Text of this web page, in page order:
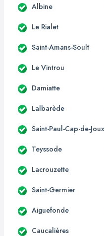
Albine
Le Rialet
Saint-Amans-Soult
Le Vintrou
Damiatte
Lalbarède
Saint-Paul-Cap-de-Joux
Teyssode
Lacrouzette
Saint-Germier
Aiguefonde
Caucalières